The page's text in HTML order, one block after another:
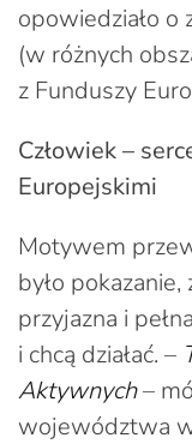
opowiedziało o
(w różnych
z Funduszy
Człowiek –
Europejskimi
Motywem
było
przyjazna i
i chcą działać. –
Aktywnych–
województwa